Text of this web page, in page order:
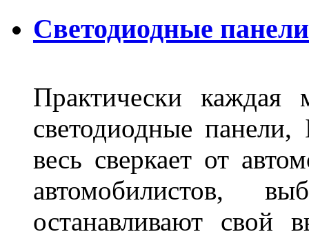
Светодиодные
Практически каждая
светодиодные
весь сверкает от
автомобилистов,
останавливают